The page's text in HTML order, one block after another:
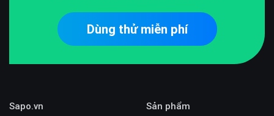
Dùng thử miễn phí
Sapo.vn Sản phẩm